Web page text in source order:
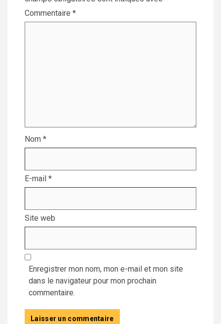
Commentaire *
Nom *
E-mail *
Site web
Enregistrer mon nom, mon e-mail et mon site
dans le navigateur pour mon prochain
commentaire.